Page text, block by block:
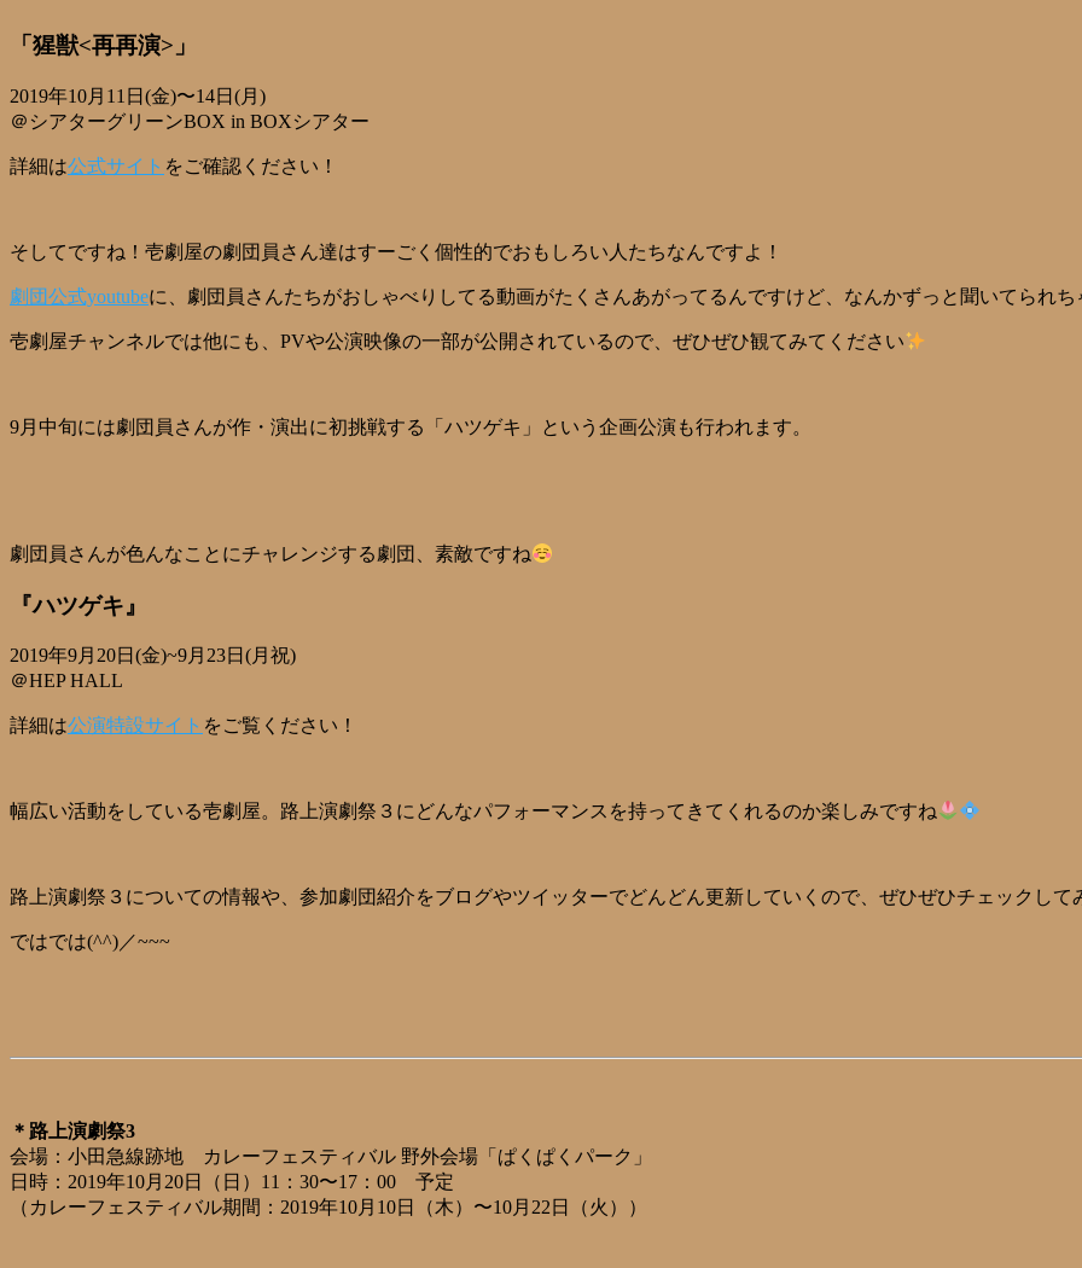
「猩獣<再再演>」
2019年10月11日(金)〜14日(月)
＠シアターグリーンBOX in BOXシアター
詳細は公式サイト をご確認ください！
そしてですね！壱劇屋の劇団員さん達はすーごく個性的でおもしろい人たちなんですよ！
劇団公式youtubeに、劇団員さんたちがおしゃべりしてる動画がたくさんあがってるんですけど、なんかずっと聞いてられち
壱劇屋チャンネルでは他にも、PVや公演映像の一部が公開されているので、ぜひぜひ観てみてください
9月中旬には劇団員さんが作・演出に初挑戦する「ハツゲキ」という企画公演も行われます。
劇団員さんが色んなことにチャレンジする劇団、素敵ですね
『ハツゲキ』
2019年9月20日(金)~9月23日(月祝)
＠HEP HALL
詳細は公演特設サイト をご覧ください！
幅広い活動をしている壱劇屋。路上演劇祭３にどんなパフォーマンスを持ってきてくれるのか楽しみですね
路上演劇祭３についての情報や、参加劇団紹介をブログやツイッターでどんどん更新していくので、ぜひぜひチェックして
ではでは(^^)／~~~
＊路上演劇祭3
会場：小田急線跡地 カレーフェスティバル 野外会場「ぱくぱくパーク」
日時：2019年10月20日（日）11：30〜17：00 予定
（カレーフェスティバル期間：2019年10月10日（木）〜10月22日（火））